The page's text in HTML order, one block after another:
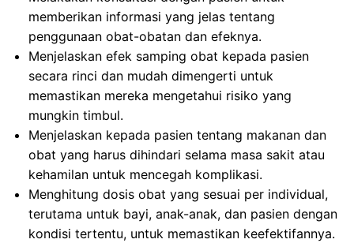
memberikan informasi yang jelas tentang
penggunaan obat-obatan dan efeknya.
Menjelaskan efek samping obat kepada pasien
secara rinci dan mudah dimengerti untuk
memastikan mereka mengetahui risiko yang
mungkin timbul.
Menjelaskan kepada pasien tentang makanan dan
obat yang harus dihindari selama masa sakit atau
kehamilan untuk mencegah komplikasi.
Menghitung dosis obat yang sesuai per individual,
terutama untuk bayi, anak-anak, dan pasien dengan
kondisi tertentu, untuk memastikan keefektifannya.